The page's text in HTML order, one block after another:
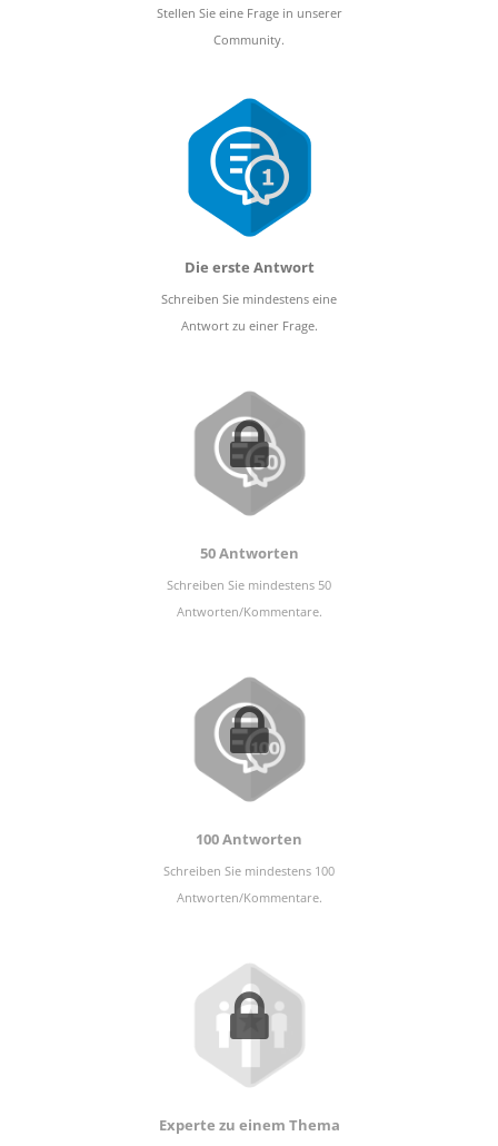
Stellen Sie eine Frage in unserer
Community.
Die erste Antwort
Schreiben Sie mindestens eine
Antwort zu einer Frage.
50 Antworten
Schreiben Sie mindestens 50
Antworten/Kommentare.
100 Antworten
Schreiben Sie mindestens 100
Antworten/Kommentare.
Experte zu einem Thema